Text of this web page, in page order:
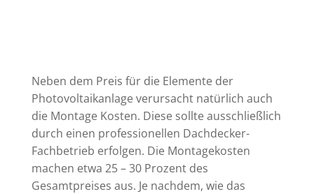
Neben dem Preis für die Elemente der
Photovoltaikanlage verursacht natürlich auch
die Montage Kosten. Diese sollte ausschließlich
durch einen professionellen Dachdecker-
Fachbetrieb erfolgen. Die Montagekosten
machen etwa 25 – 30 Prozent des
Gesamtpreises aus. Je nachdem, wie das